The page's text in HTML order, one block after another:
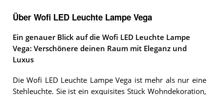
Über Wofi LED Leuchte Lampe Vega
Ein genauer Blick auf die Wofi LED Leuchte Lampe
Vega: Verschönere deinen Raum mit Eleganz und
Luxus
Die Wofi LED Leuchte Lampe Vega ist mehr als nur eine
Stehleuchte. Sie ist ein exquisites Stück Wohndekoration,